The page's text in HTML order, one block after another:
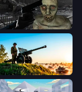
C-Virus Game: Outbreak
Artillery Vs Tanks